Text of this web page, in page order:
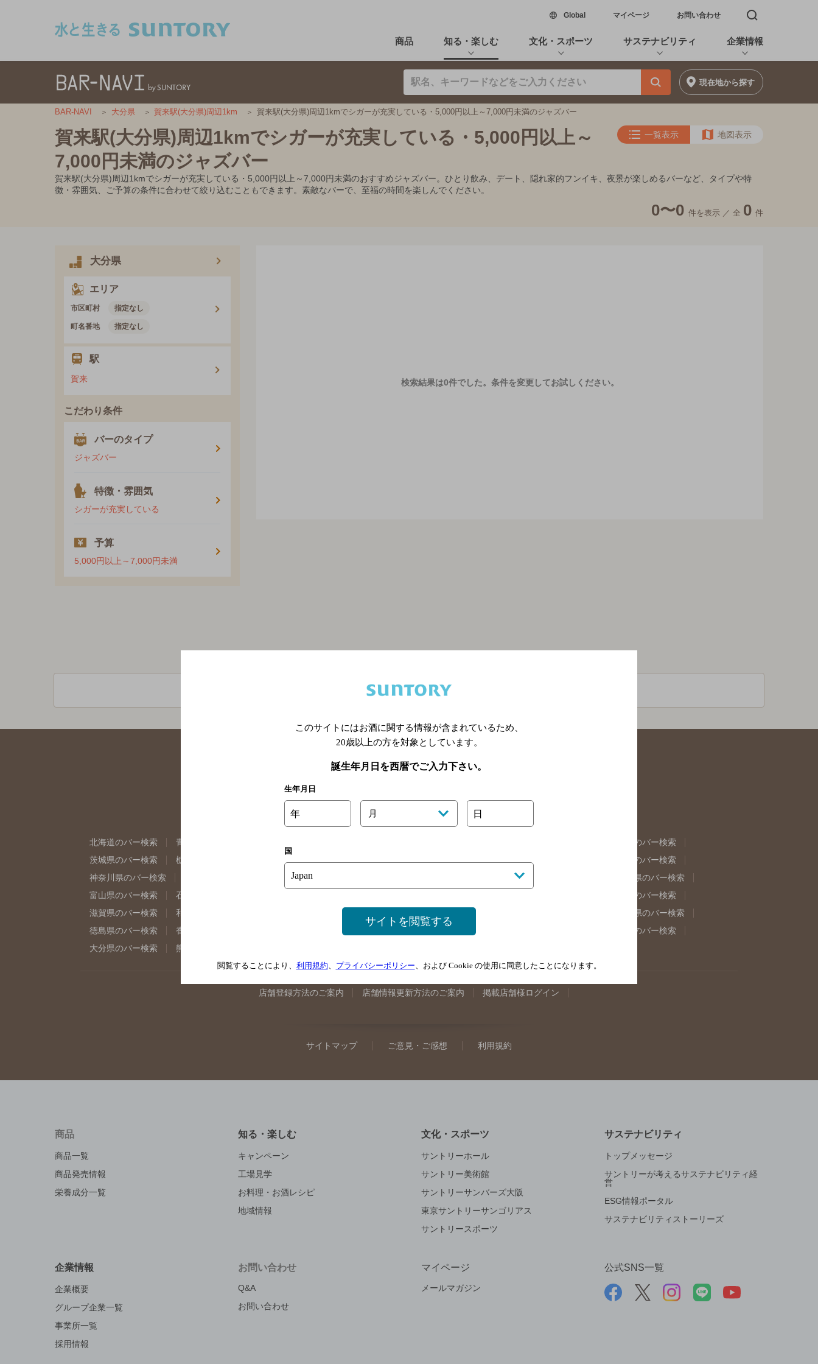
Global新しいウィンドウで開く
マイページ お問い合わせ 検索窓を開く
商品 知る・楽しむ 文化・スポーツ サステナビリティ 企業情報
現在地から探す
BAR-NAVI 大分県 賀来駅(大分県)周辺1km 賀来駅(大分県)周辺1kmでシガーが充実している・5,000円以上～7,000円未満のジャズバー
賀来駅(大分県)周辺1kmでシガーが充実している・5,000円以上～
7,000円未満のジャズバー
一覧表示 地図表示
賀来駅(大分県)周辺1kmでシガーが充実している・5,000円以上～7,000円未満のおすすめジャズバー。ひとり飲み、デート、隠れ家的フンイキ、夜景が楽しめるバーなど、タイプや特
徴・雰囲気、ご予算の条件に合わせて絞り込むこともできます。素敵なバーで、至福の時間を楽しんでください。
0〜0 件を表示 ／ 全 0 件
大分県
エリア
市区町村 指定なし
町名番地 指定なし
駅
賀来
こだわり条件
バーのタイプ
ジャズバー
特徴・雰囲気
シガーが充実している
予算
5,000円以上～7,000円未満
検索結果は0件でした。 条件を変更してお試しください。
関連ページ
北海道のバー検索 青森県のバー検索
福島県のバー検索
茨城県のバー検索
栃木県のバー検索
東京都のバー検索
神奈川県のバー検索
埼玉県のバー検索
岐阜県のバー検索
富山県のバー検索
石川県のバー検索
奈良県のバー検索
滋賀県のバー検索
和歌山県のバー検索 山口県のバー検索
島根県のバー検索
徳島県のバー検索
香川県のバー検索
佐賀県のバー検索
大分県のバー検索
熊本県のバー検索
店舗登録方法のご案内 店舗情報更新方法のご案内 掲載店舗様ログイン
サイトマップ ご意見・ご感想 利用規約
商品
商品一覧
商品発売情報
栄養成分一覧
知る・楽しむ
キャンペーン
工場見学
お料理・お酒レシピ
地域情報
文化・スポーツ
サントリーホール
サントリー美術館
サントリーサンバーズ大阪
東京サントリーサンゴリアス
サントリースポーツ
サステナビリティ
トップメッセージ
サントリーが考えるサステナビリティ経
営
ESG情報ポータル
サステナビリティストーリーズ
企業情報
企業概要
グループ企業一覧
事業所一覧
採用情報
お問い合わせ
Q&A
お問い合わせ
マイページ
メールマガジン
公式SNS一覧
このサイトにはお酒に関する情報が含まれているため、
20歳以上の方を対象としています。
誕生年月日を西暦でご入力下さい。
生年月日
年 月 日
国
サイトを閲覧する
閲覧することにより、 利用規約、 プライバシーポリシー、および Cookie の使用に同意したことになります。